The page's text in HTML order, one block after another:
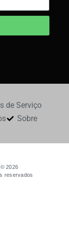
de Serviço
Sobre
2026
reservados